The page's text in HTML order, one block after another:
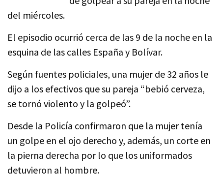
del miércoles.
El episodio ocurrió cerca de las 9 de la noche en la
esquina de las calles España y Bolívar.
Según fuentes policiales, una mujer de 32 años le
dijo a los efectivos que su pareja “bebió cerveza,
se tornó violento y la golpeó”.
Desde la Policía confirmaron que la mujer tenía
un golpe en el ojo derecho y, además, un corte en
la pierna derecha por lo que los uniformados
detuvieron al hombre.